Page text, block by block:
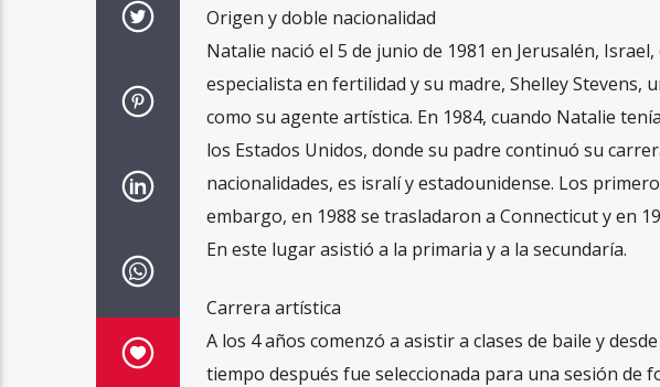
Origen y doble nacionalidad
Natalie nació el 5 de junio de 1981 en Jerusalén,
especialista en fertilidad y su madre, Shelley Stevens,
como su agente artística. En 1984, cuando Natalie
los Estados Unidos, donde su padre continuó su
nacionalidades, es isralí y estadounidense. Los
embargo, en 1988 se trasladaron a Connecticut y en
En este lugar asistió a la primaria y a la secundaría.
Carrera artística
A los 4 años comenzó a asistir a clases de baile y
tiempo después fue seleccionada para una sesión de